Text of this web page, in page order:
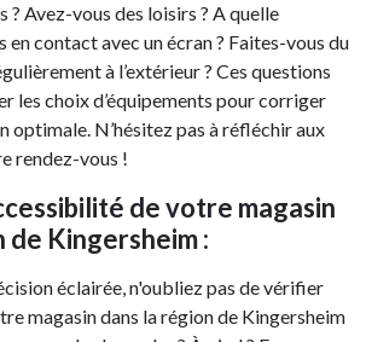
? Avez-vous des loisirs ? A quelle
en contact avec un écran ? Faites-vous du
à l’extérieur ? Ces questions
les choix d’équipements pour corriger
optimale. N’hésitez pas à réfléchir aux
rendez-vous !
de votre magasin
de Kingersheim :
éclairée, n'oubliez pas de vérifier
magasin dans la région de Kingersheim